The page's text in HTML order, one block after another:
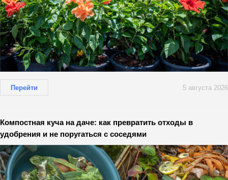
Перейти 5 августа 2026
Компостная куча на даче: как превратить отходы в
удобрения и не поругаться с соседями